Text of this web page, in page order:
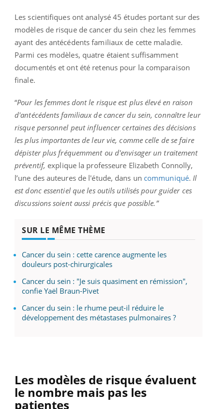
Les scientifiques ont analysé 45 études portant sur des
modèles de risque de cancer du sein chez les femmes
ayant des antécédents familiaux de cette maladie.
Parmi ces modèles, quatre étaient suffisamment
documentés et ont été retenus pour la comparaison
finale.
“Pour les femmes dont le risque est plus élevé en raison
d'antécédents familiaux de cancer du sein, connaître leur
risque personnel peut influencer certaines des décisions
les plus importantes de leur vie, comme celle de se faire
dépister plus fréquemment ou d'envisager un traitement
préventif, explique la professeure Elizabeth Connolly,
l’une des auteures de l'étude, dans un communiqué. Il
est donc essentiel que les outils utilisés pour guider ces
discussions soient aussi précis que possible.”
SUR LE MÊME THÈME
Cancer du sein : cette carence augmente les
douleurs post-chirurgicales
Cancer du sein : "Je suis quasiment en rémission",
confie Yaël Braun-Pivet
Cancer du sein : le rhume peut-il réduire le
développement des métastases pulmonaires ?
Les modèles de risque évaluent
le nombre mais pas les
patientes